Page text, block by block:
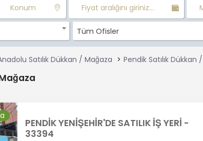
Konum Fiyat aralığını giriniz...
Tüm Ofisler
Satılık Dükkan / Mağaza Pendik Satılık Dükkan
PENDİK YENİŞEHİR'DE SATILIK İŞ YERİ -
33394